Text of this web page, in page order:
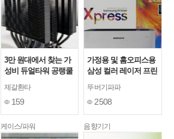
3만 원대에서 찾는 가
성비 듀얼타워 공랭쿨
RT620 PRO 카본스틸
제갈환타
159
가정용 및 홈오피스용
삼성 컬러 레이저 프린
키지 추천
뚜버기파파
2508
케이스/파워 음향기기